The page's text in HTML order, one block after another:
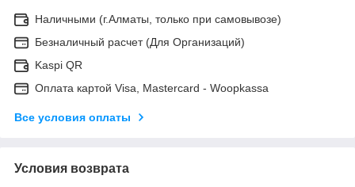
Наличными (г.Алматы, только при самовывозе)
Безналичный расчет (Для Организаций)
Kaspi QR
Оплата картой Visa, Mastercard - Woopkassa
Все условия оплаты
Условия возврата